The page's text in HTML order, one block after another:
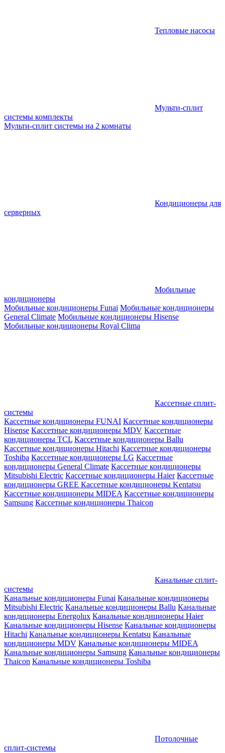
Тепловые насосы
Мульти-сплит
системы комплекты
Мульти-сплит системы на 2 комнаты
Кондиционеры для
серверных
Мобильные
кондиционеры
Мобильные кондиционеры Funai Мобильные кондиционеры
General Climate Мобильные кондиционеры Hisense
Мобильные кондиционеры Royal Clima
Кассетные сплит-
системы
Кассетные кондиционеры FUNAI Кассетные кондиционеры
Hisense Кассетные кондиционеры MDV Кассетные
кондиционеры TCL Кассетные кондиционеры Ballu
Кассетные кондиционеры Hitachi Кассетные кондиционеры
Toshiba Кассетные кондиционеры LG Кассетные
кондиционеры General Climate Кассетные кондиционеры
Mitsubishi Electric Кассетные кондиционеры Haier Кассетные
кондиционеры GREE Кассетные кондиционеры Kentatsu
Кассетные кондиционеры MIDEA Кассетные кондиционеры
Samsung Кассетные кондиционеры Thaicon
Канальные сплит-
системы
Канальные кондиционеры Funai Канальные кондиционеры
Mitsubishi Electric Канальные кондиционеры Ballu Канальные
кондиционеры Energolux Канальные кондиционеры Haier
Канальные кондиционеры Hisense Канальные кондиционеры
Hitachi Канальные кондиционеры Kentatsu Канальные
кондиционеры MDV Канальные кондиционеры MIDEA
Канальные кондиционеры Samsung Канальные кондиционеры
Thaicon Канальные кондиционеры Toshiba
Потолочные
сплит-системы